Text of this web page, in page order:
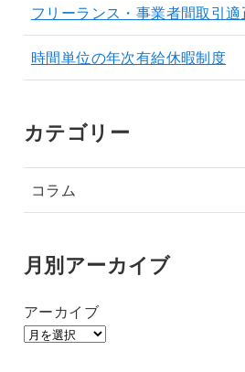
フリーランス・事業者間取引
時間単位の年次有給休暇制度
カテゴリー
コラム
月別アーカイブ
アーカイブ